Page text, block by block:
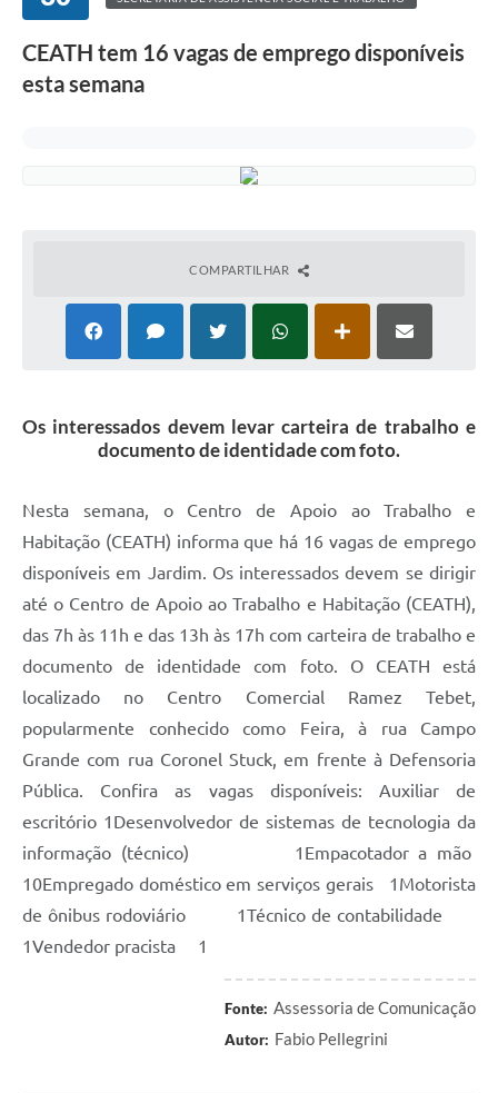
CEATH tem 16 vagas de emprego disponíveis
esta semana
COMPARTILHAR
Os interessados devem levar carteira de trabalho e
documento de identidade com foto.
Nesta semana, o Centro de Apoio ao Trabalho e
Habitação (CEATH) informa que há 16 vagas de emprego
disponíveis em Jardim. Os interessados devem se dirigir
até o Centro de Apoio ao Trabalho e Habitação (CEATH),
das 7h às 11h e das 13h às 17h com carteira de trabalho e
documento de identidade com foto. O CEATH está
localizado no Centro Comercial Ramez Tebet,
popularmente conhecido como Feira, à rua Campo
Grande com rua Coronel Stuck, em frente à Defensoria
Pública. Confira as vagas disponíveis: Auxiliar de
escritório 1Desenvolvedor de sistemas de tecnologia da
informação (técnico) 1Empacotador a mão
10Empregado doméstico em serviços gerais 1Motorista
de ônibus rodoviário 1Técnico de contabilidade
1Vendedor pracista 1
Fonte: Assessoria de Comunicação
Autor: Fabio Pellegrini